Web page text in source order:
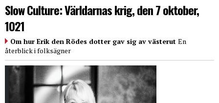
Slow Culture: Världarnas krig, den 7 oktober,
1021
Om hur Erik den Rödes dotter gav sig av västerut En
återblick i folksägner